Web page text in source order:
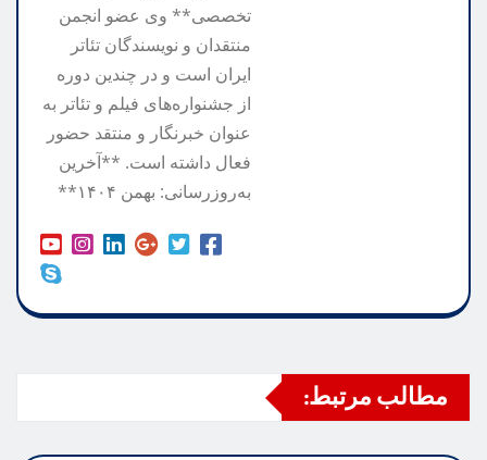
تخصصی** وی عضو انجمن
منتقدان و نویسندگان تئاتر
ایران است و در چندین دوره
از جشنواره‌های فیلم و تئاتر به
عنوان خبرنگار و منتقد حضور
فعال داشته است. **آخرین
به‌روزرسانی: بهمن ۱۴۰۴**
مطالب مرتبط: